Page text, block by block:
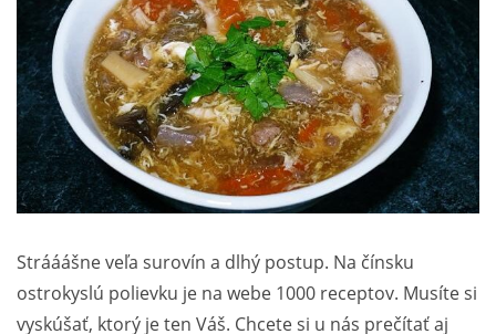
Strááášne veľa surovín a dlhý postup. Na čínsku
ostrokyslú polievku je na webe 1000 receptov. Musíte si
vyskúšať, ktorý je ten Váš. Chcete si u nás prečítať aj